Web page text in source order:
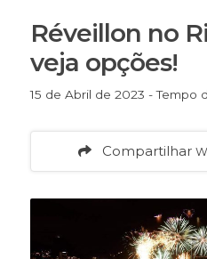
Réveillon no
veja opções!
15 de Abril de 2023 - Tempo
Compartilhar